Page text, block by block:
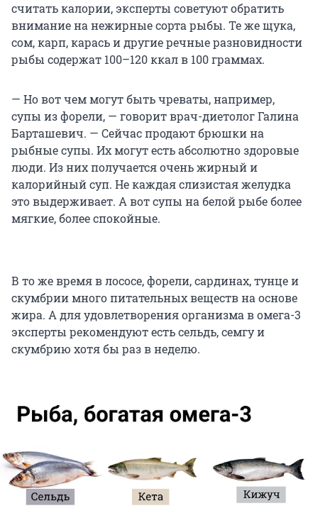
считать калории, эксперты советуют обратить
внимание на нежирные сорта рыбы. Те же щука,
сом, карп, карась и другие речные разновидности
рыбы содержат 100–120 ккал в 100 граммах.
— Но вот чем могут быть чреваты, например,
супы из форели, — говорит врач-диетолог Галина
Барташевич. — Сейчас продают брюшки на
рыбные супы. Их могут есть абсолютно здоровые
люди. Из них получается очень жирный и
калорийный суп. Не каждая слизистая желудка
это выдерживает. А вот супы на белой рыбе более
мягкие, более спокойные.
В то же время в лососе, форели, сардинах, тунце и
скумбрии много питательных веществ на основе
жира. А для удовлетворения организма в омега-3
эксперты рекомендуют есть сельдь, семгу и
скумбрию хотя бы раз в неделю.